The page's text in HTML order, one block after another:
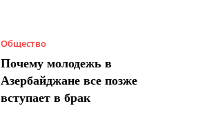
Общество
Почему молодежь в
Азербайджане все позже
вступает в брак